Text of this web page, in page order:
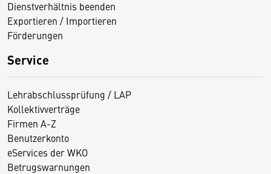
Dienstverhältnis beenden
Exportieren / Importieren
Förderungen
Service
Lehrabschlussprüfung / LAP
Kollektivverträge
Firmen A-Z
Benutzerkonto
eServices der WKO
Betrugswarnungen